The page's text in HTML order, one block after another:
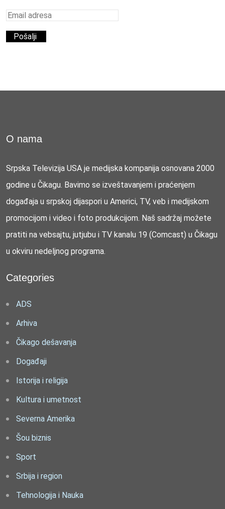
O nama
Srpska Televizija USA je medijska kompanija osnovana 2000
godine u Čikagu. Bavimo se izveštavanjem i praćenjem
događaja u srpskoj dijaspori u Americi, TV, veb i medijskom
promocijom i video i foto produkcijom. Naš sadržaj možete
pratiti na vebsajtu, jutjubu i TV kanalu 19 (Comcast) u Čikagu
u okviru nedeljnog programa.
Categories
ADS
Arhiva
Čikago dešavanja
Događaji
Istorija i religija
Kultura i umetnost
Severna Amerika
Šou biznis
Sport
Srbija i region
Tehnologija i Nauka